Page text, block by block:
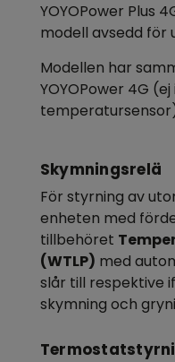
YOYOPower Plus
modell avsedd för
Modellen har
YOYOPower 4G
Skymningsrelä
För styrning av
enheten med
tillbehöret
(WTLP) med
slår till respektive
skymning och